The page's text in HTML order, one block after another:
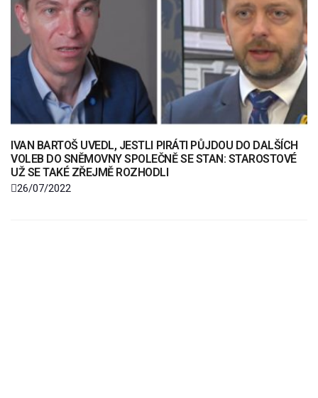
IVAN BARTOŠ UVEDL, JESTLI PIRÁTI PŮJDOU DO DALŠÍCH
VOLEB DO SNĚMOVNY SPOLEČNĚ SE STAN: STAROSTOVÉ
UŽ SE TAKÉ ZŘEJMĚ ROZHODLI
26/07/2022